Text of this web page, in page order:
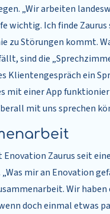
„Wir arbeiten
wichtig. Ich finde
zu Störungen kommt.
sind die
Klientengespräch ein
mit einer App
mit uns sprechen
Enovation Zaurus seit
„Was mir an Enovation
Wir
doch einmal etwas